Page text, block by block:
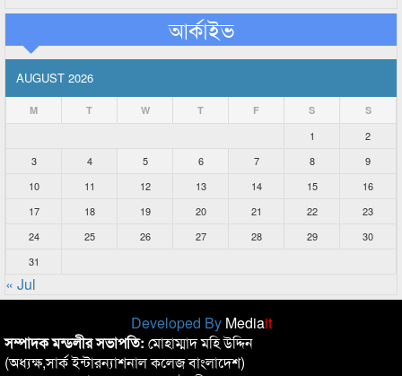
আর্কাইভ
AUGUST 2026
M T W T F S S
1
2
3
4 5 6 7 8
9
10
11 12 13 14 15
16
17
18 19 20 21 22
23
24
25 26 27 28 29
30
31
« Jul
Developed By Mediait
সম্পাদক মন্ডলীর সভাপতি: মোহাম্মাদ মহি উদ্দিন
(অধ্যক্ষ,সার্ক ইন্টারন্যাশনাল কলেজ বাংলাদেশ)